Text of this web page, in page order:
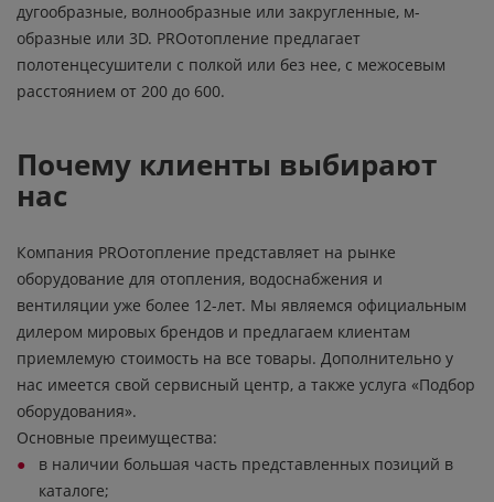
дугообразные, волнообразные или закругленные, м-
образные или 3D. PROотопление предлагает
полотенцесушители с полкой или без нее, с межосевым
расстоянием от 200 до 600.
Почему клиенты выбирают
нас
Компания PROотопление представляет на рынке
оборудование для отопления, водоснабжения и
вентиляции уже более 12-лет. Мы являемся официальным
дилером мировых брендов и предлагаем клиентам
приемлемую стоимость на все товары. Дополнительно у
нас имеется свой сервисный центр, а также услуга «Подбор
оборудования».
Основные преимущества:
в наличии большая часть представленных позиций в
каталоге;